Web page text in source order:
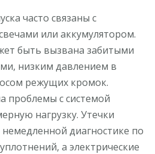
часто связаны с
или аккумулятором.
быть вызвана забитыми
низким давлением в
режущих кромок.
проблемы с системой
нагрузку. Утечки
диагностике по
а электрические